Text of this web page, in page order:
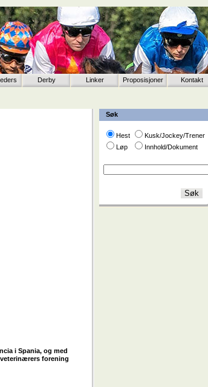
Derby Linker Proposisjoner Kontakt
Søk
Hest
Kusk/Jockey/Trener
Løp
Innhold/Dokument
i Spania, og med
forening